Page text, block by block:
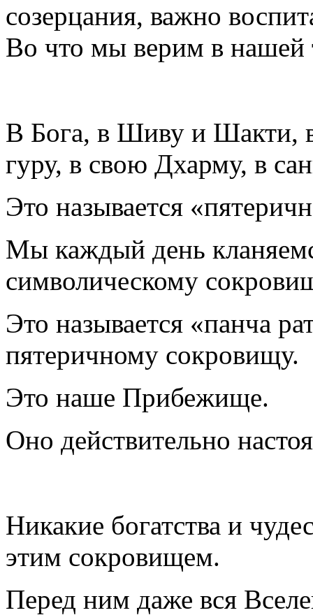
созерцания, важно
Во что мы верим в нашей
В Бога, в Шиву и Шакти,
гуру, в свою Дхарму, в
Это называется
Мы каждый день
символическому
Это называется «панча
пятеричному сокровищу.
Это наше Прибежище.
Оно действительно
Никакие богатства и
этим сокровищем.
Перед ним даже вся